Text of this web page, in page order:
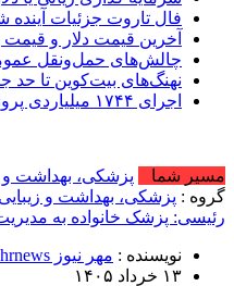
فال تاروت جزئیات آینده
آخرین قیمت دلار و قیمت یورو امروز
چالش‌های حمل‌ونقل عمومی تهران؛ وعده ۲۵۰۰
نهنگ‌های بیت‌کوین تا حد
اجرای ۱۷۴۴ میلیاردی پروژه حوزه راهداری در کاشان
مسیر شما
پزشکی، بهداشت و
گروه : پزشکی، بهداشت و زیبایی
رئیسی: پزشک خانواده به
نویسنده : مهر نیوز mehrnews
۱۳ خرداد ۱۴۰۵